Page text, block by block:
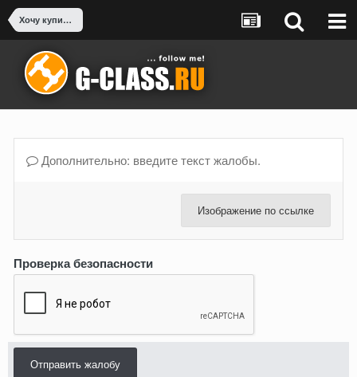
Хочу купить Гелендваген - есть вопросы
Дополнительно: введите текст жалобы.
Изображение по ссылке
Проверка безопасности
Отправить жалобу